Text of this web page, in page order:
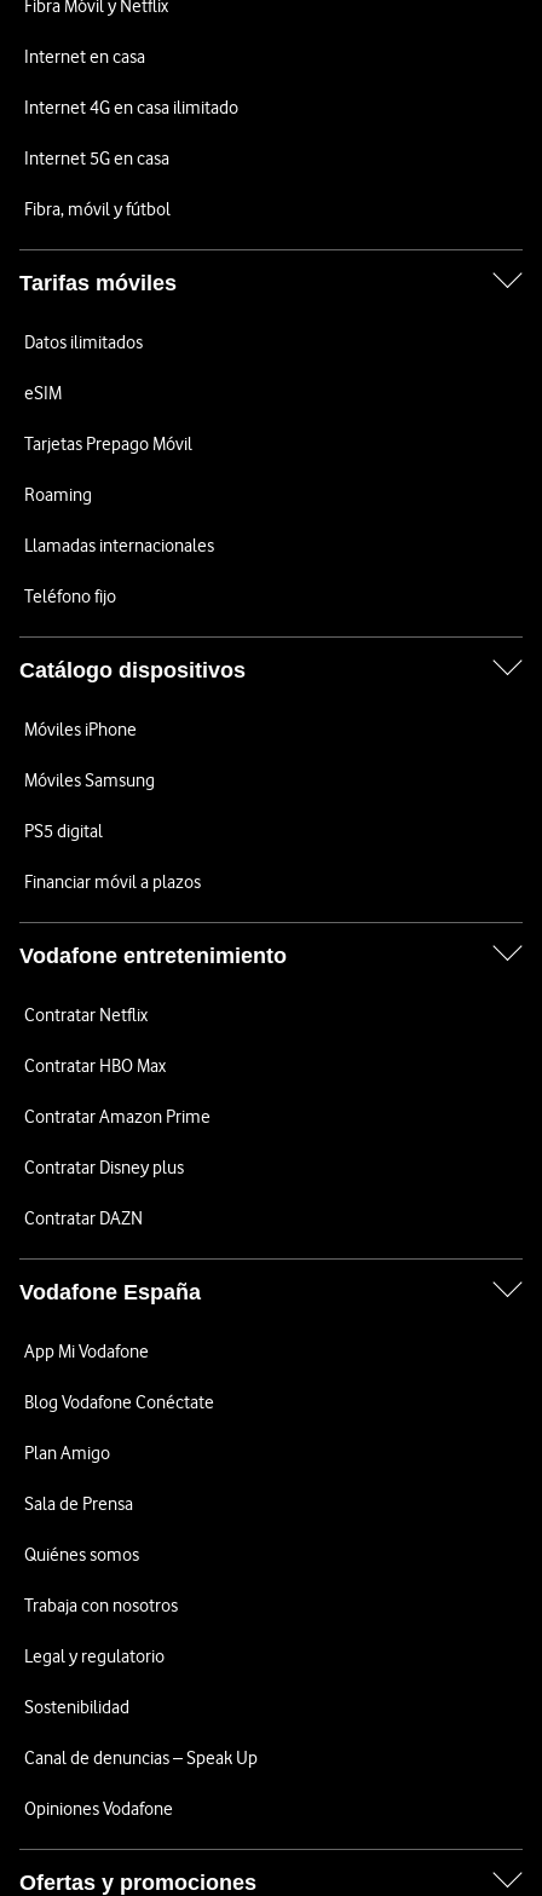
Fibra Móvil y Netflix
Internet en casa
Internet 4G en casa ilimitado
Internet 5G en casa
Fibra, móvil y fútbol
Tarifas móviles
Datos ilimitados
eSIM
Tarjetas Prepago Móvil
Roaming
Llamadas internacionales
Teléfono fijo
Catálogo dispositivos
Móviles iPhone
Móviles Samsung
PS5 digital
Financiar móvil a plazos
Vodafone entretenimiento
Contratar Netflix
Contratar HBO Max
Contratar Amazon Prime
Contratar Disney plus
Contratar DAZN
Vodafone España
App Mi Vodafone
Blog Vodafone Conéctate
Plan Amigo
Sala de Prensa
Quiénes somos
Trabaja con nosotros
Legal y regulatorio
Sostenibilidad
Canal de denuncias – Speak Up
Opiniones Vodafone
Ofertas y promociones